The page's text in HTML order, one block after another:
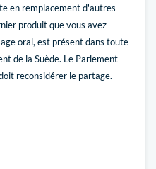
en remplacement d'autres
produit que vous avez
oral, est présent dans toute
de la Suède. Le Parlement
reconsidérer le partage.